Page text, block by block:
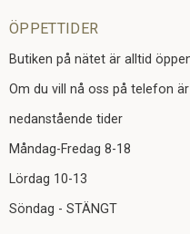
ÖPPETTIDER
Butiken på nätet är alltid
Om du vill nå oss på telefon
nedanstående tider
Måndag-Fredag 8-18
Lördag 10-13
Söndag - STÄNGT